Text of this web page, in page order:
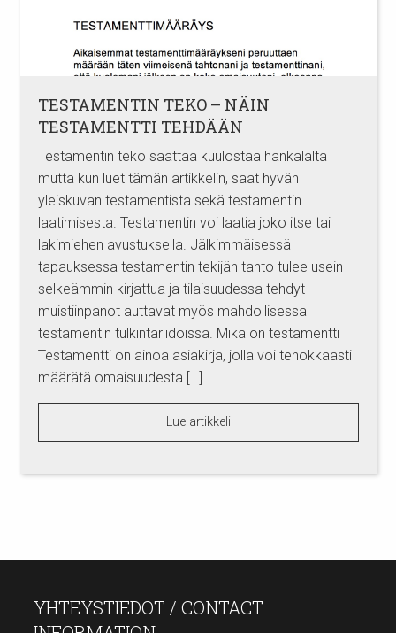
TESTAMENTIN TEKO – NÄIN
TESTAMENTTI TEHDÄÄN
Testamentin teko saattaa kuulostaa hankalalta
mutta kun luet tämän artikkelin, saat hyvän
yleiskuvan testamentista sekä testamentin
laatimisesta. Testamentin voi laatia joko itse tai
lakimiehen avustuksella. Jälkimmäisessä
tapauksessa testamentin tekijän tahto tulee usein
selkeämmin kirjattua ja tilaisuudessa tehdyt
muistiinpanot auttavat myös mahdollisessa
testamentin tulkintariidoissa. Mikä on testamentti
Testamentti on ainoa asiakirja, jolla voi tehokkaasti
määrätä omaisuudesta […]
Lue artikkeli
YHTEYSTIEDOT / CONTACT